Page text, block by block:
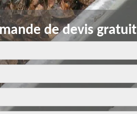
de devis gratuit